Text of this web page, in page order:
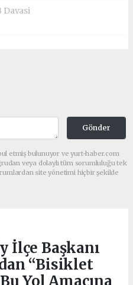
Davasi
Gönder
etmiş bulunuyor ve yurt-haber.com
veya dolaylı tüm sorumluluğu tek
site yönetimi hiçbir şekilde
İlçe Başkanı
“Bisiklet